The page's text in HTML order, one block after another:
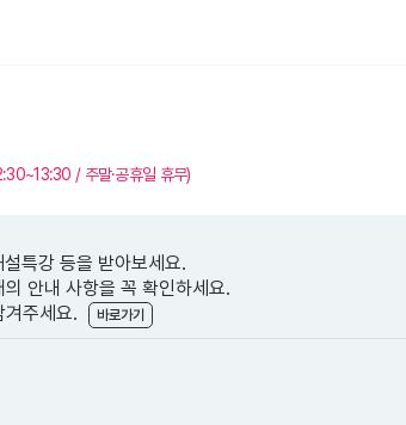
/ 주말·공휴일 휴무)
특강 등을 받아보세요.
안내 사항을 꼭 확인하세요.
주세요.
바로가기